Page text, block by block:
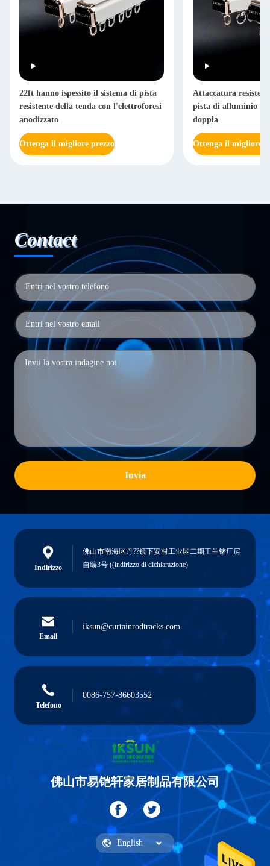
22ft hanno ispessito il sistema di pista
resistente della tenda con l'elettroforesi
anodizzato
Ottenga il migliore prezzo
Attaccatura
pista di alluminio
doppia
Ottenga il migliore
Contact
Invia
Indirizzo
佛山市南海区丹??镇下安村工业区二期王兰铭厂房
自编3号 ((indirizzo di dichiarazione)
Email
iksun@curtainrodtracks.com
Telefono
0086-757-86603552
佛山市易铠轩家居制品有限公司